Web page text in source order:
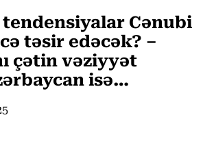
Cənubi
təsir edəcək? –
çətin vəziyyət
isə…